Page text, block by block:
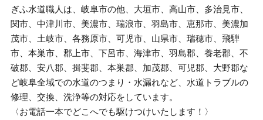
ぎふ水道職人は、岐阜市の他、大垣市、高山市、多治見市、
関市、中津川市、美濃市、瑞浪市、羽島市、恵那市、美濃加
茂市、土岐市、各務原市、可児市、山県市、瑞穂市、飛騨
市、本巣市、郡上市、下呂市、海津市、羽島郡、養老郡、不
破郡、安八郡、揖斐郡、本巣郡、加茂郡、可児郡、大野郡な
ど岐阜全域での水道のつまり・水漏れなど、水道トラブルの
修理、交換、洗浄等の対応をしています。
〈お電話一本でどこへでも駆けつけいたします！〉